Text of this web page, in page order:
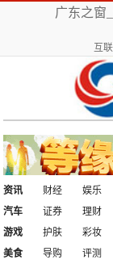
广东之窗
互
资讯 财经 娱乐
汽车
证券 理财
游戏
护肤
彩妆
美食
导购 评测